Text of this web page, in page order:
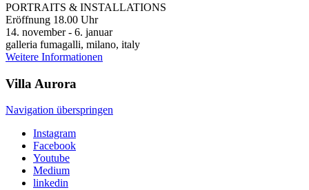
PORTRAITS & INSTALLATIONS
Eröffnung 18.00 Uhr
14. november - 6. januar
galleria fumagalli, milano, italy
Weitere Informationen
Villa Aurora
Navigation überspringen
Instagram
Facebook
Youtube
Medium
linkedin